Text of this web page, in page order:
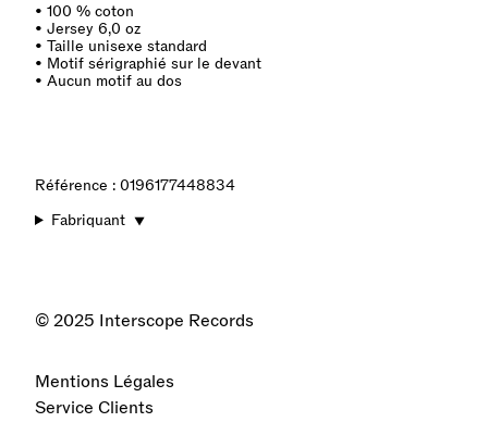
• 100 % coton
• Jersey 6,0 oz
• Taille unisexe standard
• Motif sérigraphié sur le devant
• Aucun motif au dos
Référence : 0196177448834
Fabriquant ▼
Mentions Légales
Service Clients
© 2025 Interscope Records